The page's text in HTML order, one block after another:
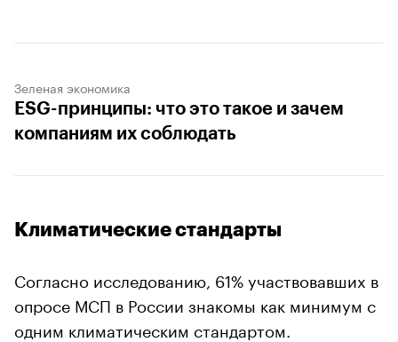
Зеленая экономика
ESG-принципы: что это такое и зачем
компаниям их соблюдать
Климатические стандарты
Согласно исследованию, 61% участвовавших в
опросе МСП в России знакомы как минимум с
одним климатическим стандартом.